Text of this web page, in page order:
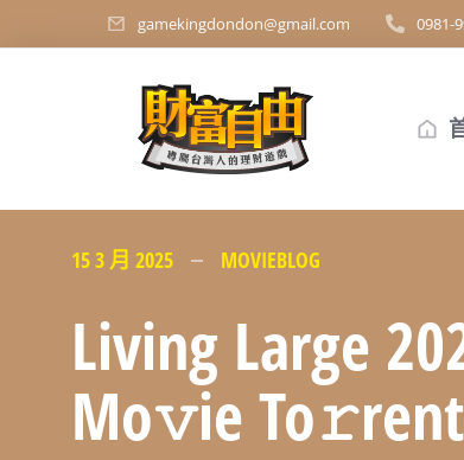
gamekingdondon@gmail.com 0981-
15 3 月 2025 MOVIEBLOG
Living Large
Mo𝚟ie To𝚛rent